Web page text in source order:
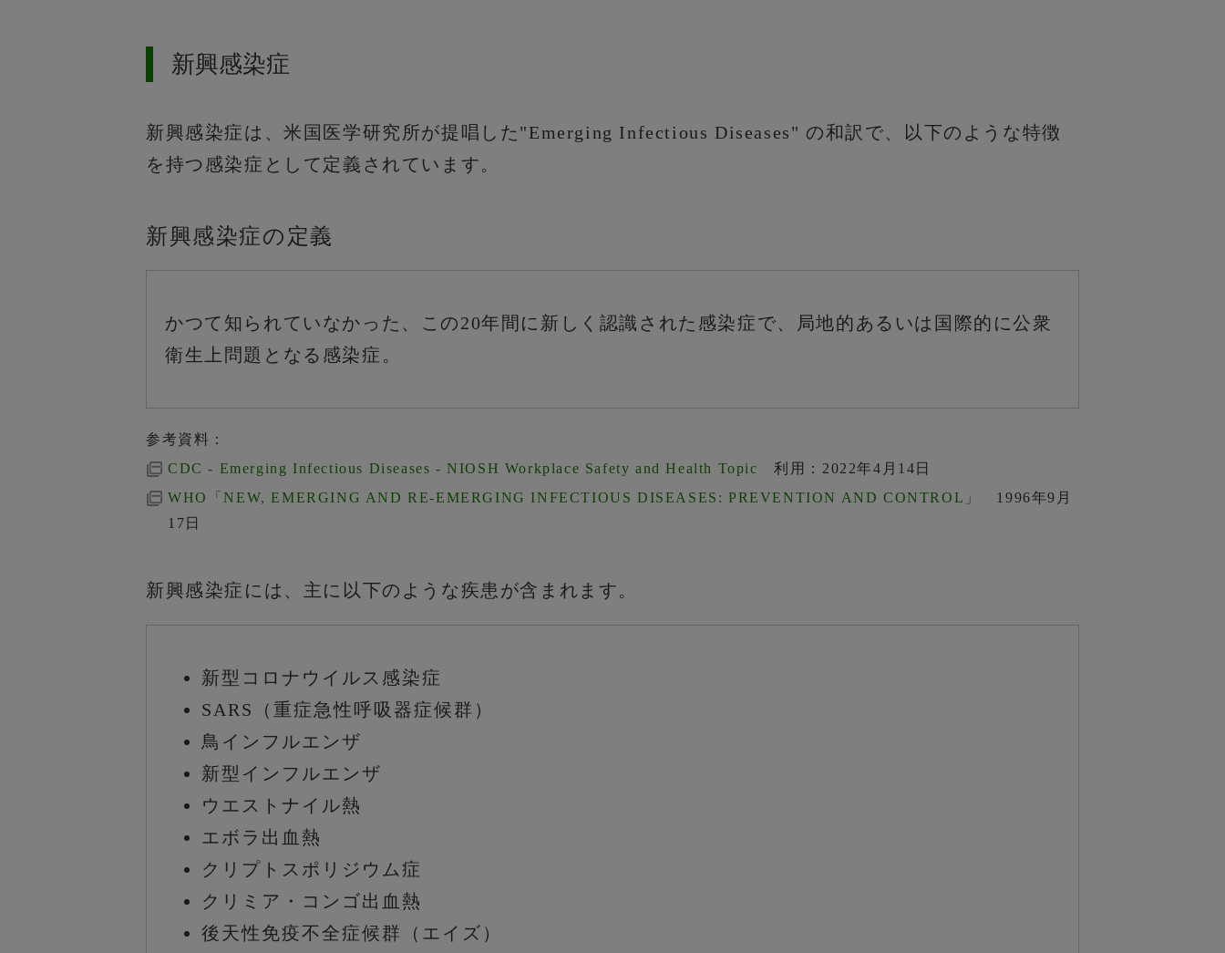
新興感染症
新興感染症は、米国医学研究所が提唱した"Emerging Infectious Diseases" の和訳で、以下のような特徴
を持つ感染症として定義されています。
新興感染症の定義
かつて知られていなかった、この20年間に新しく認識された感染症で、局地的あるいは国際的に公衆
衛生上問題となる感染症。
参考資料：
CDC - Emerging Infectious Diseases - NIOSH Workplace Safety and Health Topic 利用：2022年4月14日
WHO「NEW, EMERGING AND RE-EMERGING INFECTIOUS DISEASES: PREVENTION AND CONTROL」
1996年9月
17日
新興感染症には、主に以下のような疾患が含まれます。
新型コロナウイルス感染症
SARS（重症急性呼吸器症候群）
鳥インフルエンザ
新型インフルエンザ
ウエストナイル熱
エボラ出血熱
クリプトスポリジウム症
クリミア・コンゴ出血熱
後天性免疫不全症候群（エイズ）